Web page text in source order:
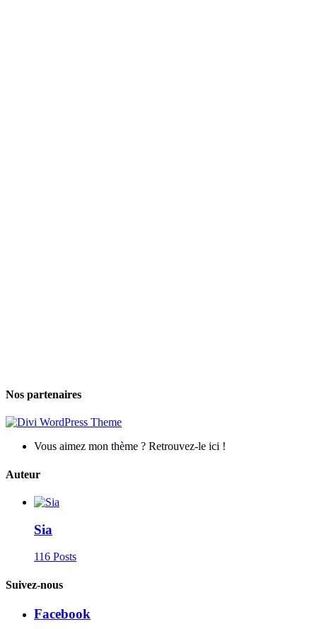
Nos partenaires
Vous aimez mon thème ? Retrouvez-le ici !
Auteur
Sia
116 Posts
Suivez-nous
Facebook